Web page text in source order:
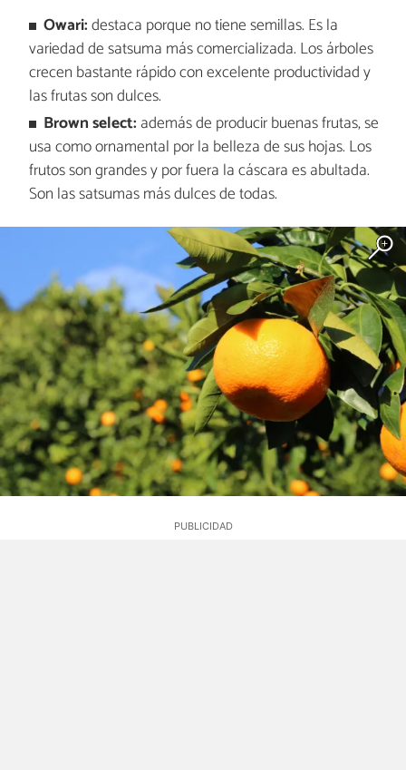
Owari:destaca porque no tiene semillas. Es la
variedad de satsuma más comercializada. Los árboles
crecen bastante rápido con excelente productividad y
las frutas son dulces.
Brown select: además de producir buenas frutas, se
usa como ornamental por la belleza de sus hojas. Los
frutos son grandes y por fuera la cáscara es abultada.
Son las satsumas más dulces de todas.